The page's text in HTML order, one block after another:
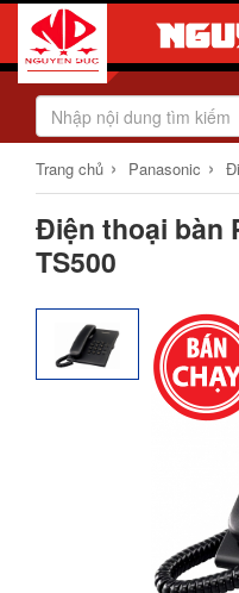
Trang chủ › Panasonic ›
Điện thoại bàn
TS500